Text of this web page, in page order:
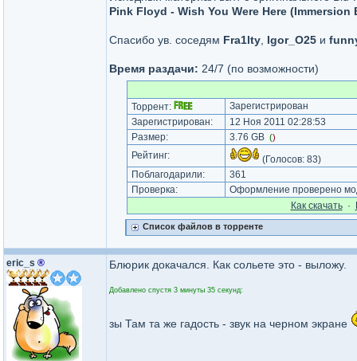
Pink Floyd - Wish You Were Here (Immersion
Спасибо ув. соседям Fra1lty Igor_O25 и
Время раздачи: 24/7 (по возможности)
Торрент:
Зарегистрирован
Зарегистрирован:
12 Ноя 2011 02:28:53
Размер:
3.76 GB ()
Рейтинг: (Голосов: 83)
Поблагодарили:
361
Проверка:
Оформление проверено
Как cкачать·
Список файлов в торренте
eric_s ® Блюрик докачался. Как сольете это - выложу.
Добавлено спустя 3 минуты 35 секунд:
зы Там та же гадость - звук на черном экране